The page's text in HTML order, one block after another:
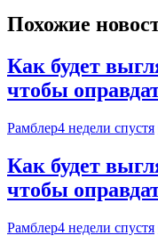
Похожие
Как будет
чтобы
Рамблер4 недели спустя
Как будет
чтобы
Рамблер4 недели спустя